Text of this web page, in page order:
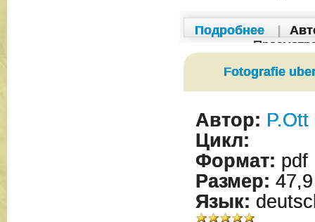
Подробнее
Fotografie
Автор: P.Ott
Цикл:
Формат: pdf
Размер:
Язык: